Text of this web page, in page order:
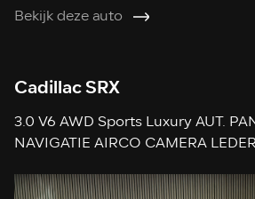
Bekijk deze auto
Cadillac SRX
3.0 V6 AWD Sports Luxury AUT.
NAVIGATIE AIRCO CAMERA